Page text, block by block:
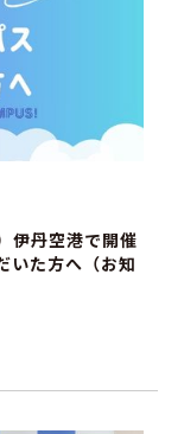
伊丹空港で開催
いた方へ（お知